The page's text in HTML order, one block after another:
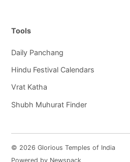
Tools
Daily Panchang
Hindu Festival Calendars
Vrat Katha
Shubh Muhurat Finder
© 2026 Glorious Temples of India
Powered by Newspack